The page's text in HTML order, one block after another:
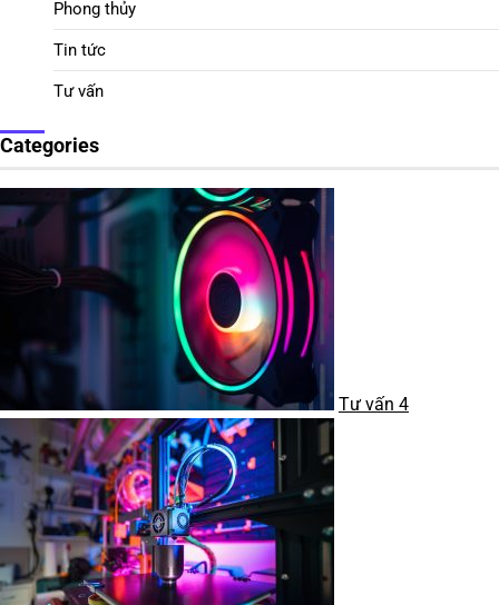
Phong thủy
Tin tức
Tư vấn
Categories
Tư vấn 4